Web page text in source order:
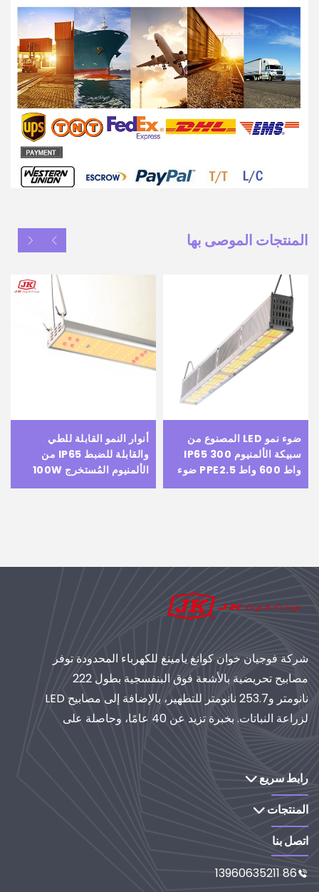
المنتجات الموصى بها
ضوء نمو LED المصنوع من
سبيكة الألمنيوم IP65 300
واط 600 واط PPE2.5 ضوء
نمو النباتات متعدد الطيف
أنوار النمو القابلة للطي
والقابلة للضبط IP65 من
الألمنيوم المُستخرج 100W
125W 150W LM301 شريط
شركة فوجيان خوان كوانغ يامينغ للكهرباء المحدودة توفر
مصابيح تحريضية بالأشعة فوق البنفسجية بطول 222
نانومتر و253.7 نانومتر للتطهير، بالإضافة إلى مصابيح LED
لزراعة النباتات. بخبرة تزيد عن 40 عامًا، وحاصلة على
رابط سريع
المنتجات
اتصل بنا

86 13960635211